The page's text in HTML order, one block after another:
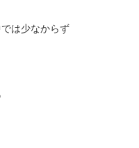
少なからず